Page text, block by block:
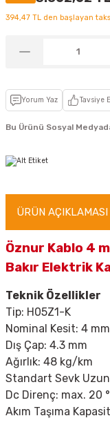
394,47 TL den başlayan
Yorum Yaz Tavsiye
Bu Ürünü Sosyal
ÜRÜN AÇIKLAMASI
Öznur Kablo 4
Bakır Elektrik
Teknik Özellikler
Tip: H05Z1-K
Nominal Kesit: 4 mm
Dış Çap: 4.3 mm
Ağırlık: 48 kg/km
Standart Sevk
Dc Direnç: max. 20
Akım Taşıma